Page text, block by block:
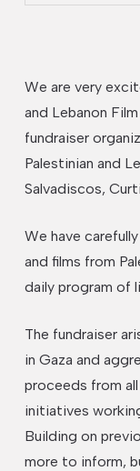
We are very
and Lebanon
fundraiser
Palestinian and
Salvadiscos,
We have
and films from
daily program of
The fundraiser
in Gaza and
proceeds from
initiatives
Building on
more to inform,